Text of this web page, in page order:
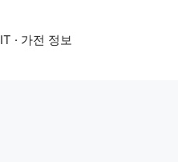
IT · 가전 정보